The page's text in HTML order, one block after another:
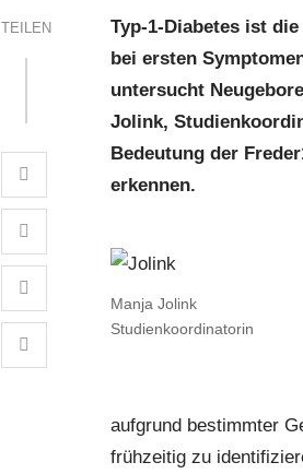
TEILEN
Typ-1-Diabetes ist
bei ersten
untersucht
Jolink,
Bedeutung der
erkennen.
Manja Jolink
Studienkoordinatorin
aufgrund bestimmter
frühzeitig zu